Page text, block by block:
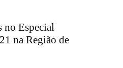
no Especial
na Região de